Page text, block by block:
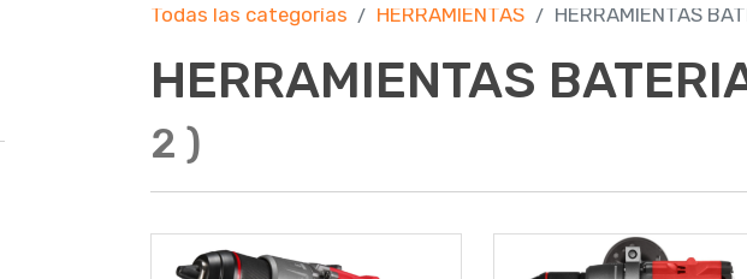
Todas las categorías HERRAMIENTAS HERRAMIENTAS
HERRAMIENTAS
2 )